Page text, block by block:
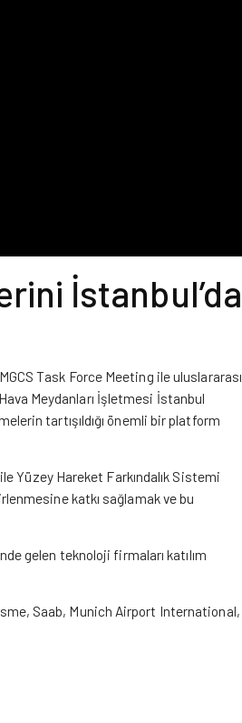
İstanbul’da
Task Force Meeting ile uluslararası
Meydanları İşletmesi İstanbul
tartışıldığı önemli bir platform
Yüzey Hareket Farkındalık Sistemi
katkı sağlamak ve bu
gelen teknoloji firmaları katılım
Saab, Munich Airport International,